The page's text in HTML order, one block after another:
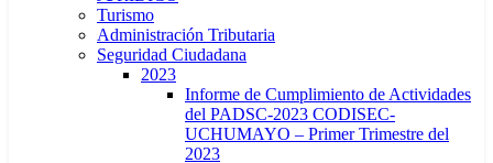
Turismo
Administración Tributaria
Seguridad Ciudadana
2023
Informe de Cumplimiento de Actividades
del PADSC-2023 CODISEC-
UCHUMAYO – Primer Trimestre del
2023